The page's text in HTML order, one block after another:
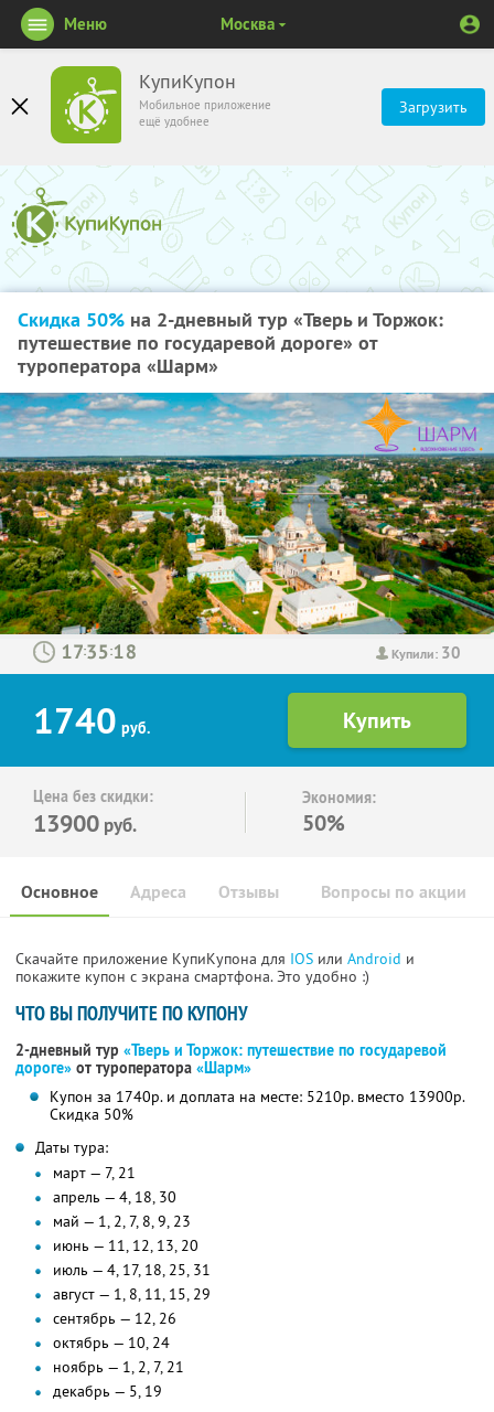
КупиКупон
Мобильное приложение
ещё удобнее
Загрузить
Меню Москва
Скидка 50% на 2-дневный тур «Тверь и Торжок:
путешествие по государевой дороге» от
туроператора «Шарм»
Купили: 30
: :
1740 руб.
Цена без скидки:
13900 руб.
Экономия:
50%
Основное Отзывы Вопросы по акции
Адреса
Скачайте приложение КупиКупона для IOS или Android и
покажите купон с экрана смартфона. Это удобно :)
ЧТО ВЫ ПОЛУЧИТЕ ПО КУПОНУ
2-дневный тур «Тверь и Торжок: путешествие по государевой
дороге» от туроператора «Шарм»
Купон за 1740р. и доплата на месте: 5210р. вместо 13900р.
Скидка 50%
Даты тура:
март — 7, 21
апрель — 4, 18, 30
май — 1, 2, 7, 8, 9, 23
июнь — 11, 12, 13, 20
июль — 4, 17, 18, 25, 31
август — 1, 8, 11, 15, 29
сентябрь — 12, 26
октябрь — 10, 24
ноябрь — 1, 2, 7, 21
декабрь — 5, 19